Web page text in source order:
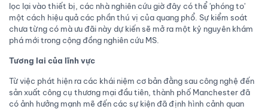
lọc lại vào thiết bị, các nhà nghiên cứu giờ đây có thể 'phóng to'
một cách hiệu quả các phần thú vị của quang phổ. Sự kiểm soát
chưa từng có mà ưu đãi này dự kiến ​​sẽ mở ra một kỷ nguyên khám
phá mới trong cộng đồng nghiên cứu MS.
Tương lai của lĩnh vực
Từ việc phát hiện ra các khái niệm cơ bản đằng sau công nghệ đến
sản xuất công cụ thương mại đầu tiên, thành phố Manchester đã
có ảnh hưởng mạnh mẽ đến các sự kiện đã định hình cảnh quan